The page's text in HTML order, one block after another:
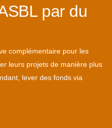
par du
complémentaire pour les
leurs projets de manière plus
lever des fonds via